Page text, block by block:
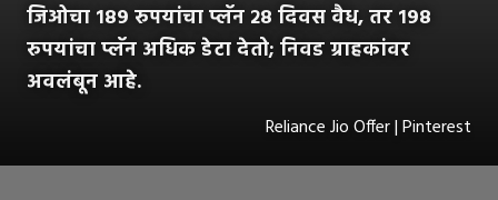
जिओचा १८९ रुपयांचा प्लॅन २८ दिवस वैध, तर १९८
रुपयांचा प्लॅन अधिक डेटा देतो; निवड ग्राहकांवर
अवलंबून आहे.
Reliance Jio Offer | Pinterest